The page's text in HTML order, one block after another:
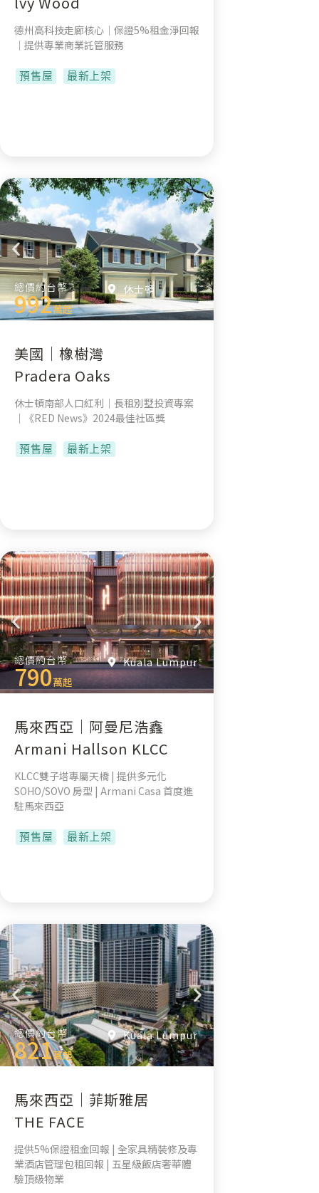
德州高科技走廊核心｜保證5%租金淨回報
｜提供專業商業託管服務
預售屋 最新上架
總價約台幣
992萬起
休士頓
美國｜橡樹灣
Pradera Oaks
休士頓南部人口紅利｜長租別墅投資專案
｜《RED News》2024最佳社區獎
預售屋 最新上架
總價約台幣
790萬起
Kuala Lumpur
馬來西亞｜阿曼尼浩鑫
Armani Hallson KLCC
KLCC雙子塔專屬天橋 | 提供多元化
SOHO/SOVO 房型 | Armani Casa 首度進
駐馬來西亞
預售屋 最新上架
總價約台幣
821萬起
Kuala Lumpur
馬來西亞｜菲斯雅居
THE FACE
提供5%保證租金回報 | 全家具精裝修及專
業酒店管理包租回報 | 五星級飯店奢華體
驗頂級物業